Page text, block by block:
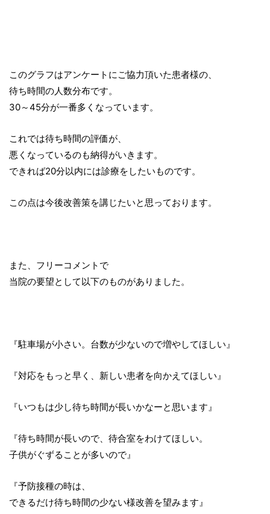
このグラフはアンケートにご協力頂いた患者様の、
待ち時間の人数分布です。
30～45分が一番多くなっています。
これでは待ち時間の評価が、
悪くなっているのも納得がいきます。
できれば20分以内には診療をしたいものです。
この点は今後改善策を講じたいと思っております。
また、フリーコメントで
当院の要望として以下のものがありました。
『駐車場が小さい。台数が少ないので増やしてほしい』
『対応をもっと早く、新しい患者を向かえてほしい』
『いつもは少し待ち時間が長いかなーと思います』
『待ち時間が長いので、待合室をわけてほしい。
子供がぐずることが多いので』
『予防接種の時は、
できるだけ待ち時間の少ない様改善を望みます』